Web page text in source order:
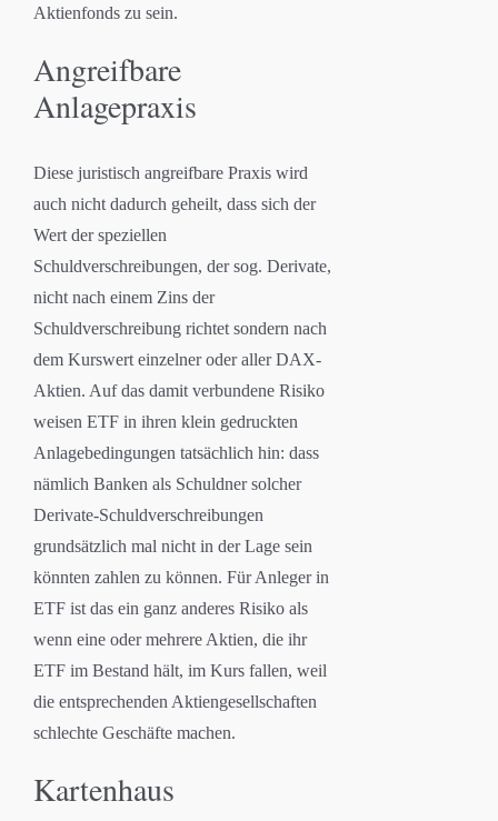
Aktienfonds zu sein.
Angreifbare
Anlagepraxis
Diese juristisch angreifbare Praxis wird
auch nicht dadurch geheilt, dass sich der
Wert der speziellen
Schuldverschreibungen, der sog. Derivate,
nicht nach einem Zins der
Schuldverschreibung richtet sondern nach
dem Kurswert einzelner oder aller DAX-
Aktien. Auf das damit verbundene Risiko
weisen ETF in ihren klein gedruckten
Anlagebedingungen tatsächlich hin: dass
nämlich Banken als Schuldner solcher
Derivate-Schuldverschreibungen
grundsätzlich mal nicht in der Lage sein
könnten zahlen zu können. Für Anleger in
ETF ist das ein ganz anderes Risiko als
wenn eine oder mehrere Aktien, die ihr
ETF im Bestand hält, im Kurs fallen, weil
die entsprechenden Aktiengesellschaften
schlechte Geschäfte machen.
Kartenhaus